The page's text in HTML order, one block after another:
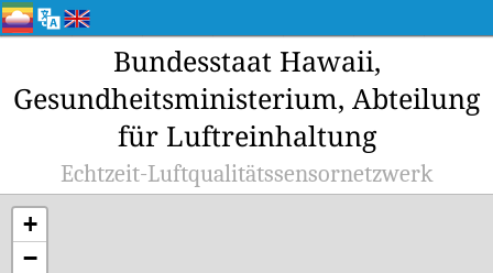
Bundesstaat Hawaii,
Gesundheitsministerium, Abteilung
für Luftreinhaltung
Echtzeit-Luftqualitätssensornetzwerk
+
−